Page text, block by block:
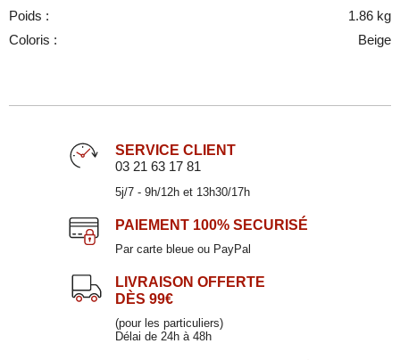
Poids :
1.86 kg
Coloris :
Beige
SERVICE CLIENT
03 21 63 17 81
5j/7 - 9h/12h et 13h30/17h
PAIEMENT 100% SECURISÉ
Par carte bleue ou PayPal
LIVRAISON OFFERTE
DÈS 99€
(pour les particuliers)
Délai de 24h à 48h